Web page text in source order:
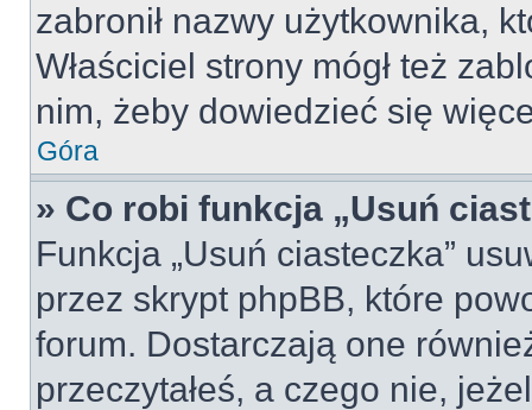
zabronił nazwy użytkownika,
Właściciel strony mógł też
nim, żeby dowiedzieć się
Góra
» Co robi funkcja „Usuń
Funkcja „Usuń ciasteczka”
przez skrypt phpBB, które
forum. Dostarczają one
przeczytałeś, a czego nie,